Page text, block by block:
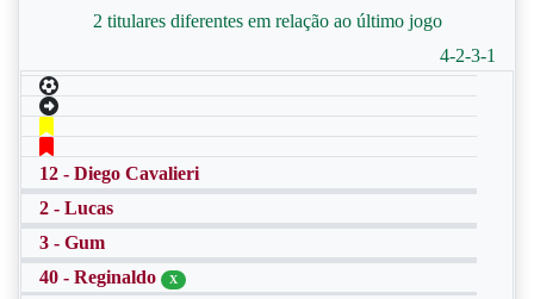
2 titulares diferentes em relação ao último jogo
4-2-3-1
12 - Diego Cavalieri
2 - Lucas
3 - Gum
40 - Reginaldo
X